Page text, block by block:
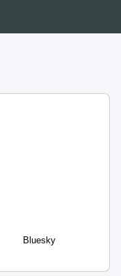
Bluesky